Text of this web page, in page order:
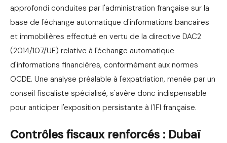
approfondi conduites par l'administration française sur la
base de l'échange automatique d'informations bancaires
et immobilières effectué en vertu de la directive DAC2
(2014/107/UE) relative à l'échange automatique
d'informations financières, conformément aux normes
OCDE. Une analyse préalable à l'expatriation, menée par un
conseil fiscaliste spécialisé, s'avère donc indispensable
pour anticiper l'exposition persistante à l'IFI française.
Contrôles fiscaux renforcés : Dubaï